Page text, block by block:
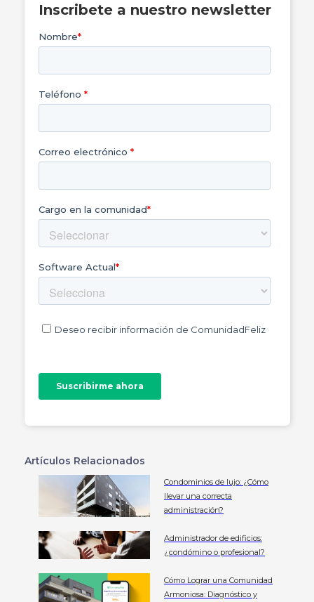
Inscribete a nuestro newsletter
Artículos Relacionados
Condominios de lujo: ¿Cómo
llevar una correcta
administración?
Administrador de edificios:
¿condómino o profesional?
Cómo Lograr una Comunidad
Armoniosa: Diagnóstico y